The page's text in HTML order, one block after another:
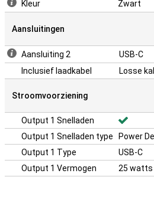
Kleur Zwart
Aansluitingen
Aansluiting 2
USB-C
Inclusief laadkabel
Losse
Stroomvoorziening
Output 1 Snelladen
Output 1 Snelladen type
Power
Output 1 Type
USB-C
Output 1 Vermogen
25 watts